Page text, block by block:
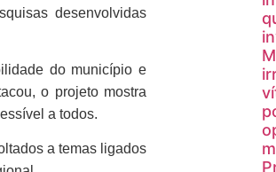
desenvolvidas
do município e
o projeto mostra
a todos.
a temas ligados